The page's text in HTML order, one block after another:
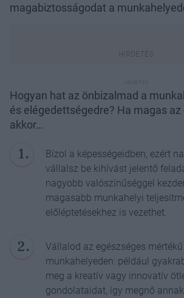
magabiztosságodat a
Hogyan hat az önbizalmad a
és elégedettségedre? Ha magas
akkor…
Bízol a képességeidben, ezért
vállalsz be kihívást jelentő
nagyobb valószínűséggel
magasabb munkahelyi
előléptetésekhez is vezethet.
Vállalod az egészséges
munkahelyeden: például
meg a kreatív vagy innovatív
gondolataidat, így megnő